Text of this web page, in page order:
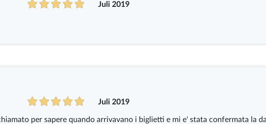
Juli 2019
Juli 2019
per sapere quando arrivavano i biglietti e mi e' stata confermata la